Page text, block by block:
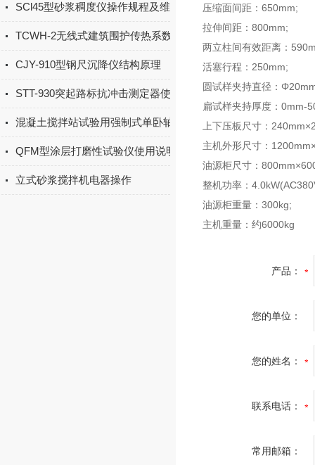
SCl45型砂浆稠度仪操作规程及维护保养
TCWH-2无线式建筑围护传热系数现场检测仪说明书
CJY-910型钢尺沉降仪结构原理
STT-930突起路标抗冲击测定器使用说明书
混凝土搅拌站试验用强制式单卧轴混凝土搅拌机的安全操作规程
QFM型涂层打磨性试验仪使用说明书
立式砂浆搅拌机电器操作
压缩面间距：650mm;
拉伸间距：800mm;
两立柱间有效距离：
活塞行程：250mm;
圆试样夹持直径：
扁试样夹持厚度：0mm-
上下压板尺寸：
主机外形尺寸：
油源柜尺寸：
整机功率：
油源柜重量：300kg;
主机重量：约6000kg
产品：
您的单位：
您的姓名：
联系电话：
常用邮箱：